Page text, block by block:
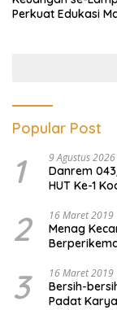
Perkuat Edukasi
Popular Post
1 9 Agustus 2026
Danrem
HUT Ke-1
2 16 Maret 2019
Menag
3 16 Maret 2019
Bersih-
Padat Karya